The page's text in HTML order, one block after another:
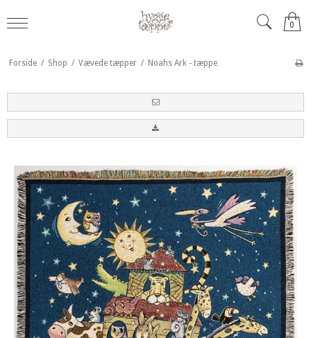
0
Forside / Shop / Vævede tæpper / Noahs Ark - tæppe